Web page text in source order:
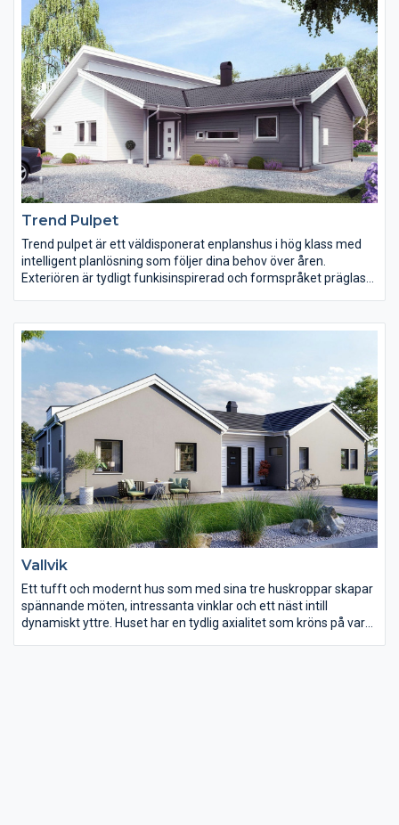
Trend Pulpet
Trend pulpet är ett väldisponerat enplanshus i hög klass med
intelligent planlösning som följer dina behov över åren.
Exteriören är tydligt funkisinspirerad och formspråket präglas
Invändigt är Trend välkomnande med generösa fönster från
golv till tak som sprider ljus i stora delar av huset.
Vardagsrummet är centralt placerat i huset. Här finns gott om
plats för trevliga stunder med familj och vänner. Sovrummen
ligger naturligt avskilda och både barn och föräldrar har tillgång
till egna badrum.
Vallvik
Ett tufft och modernt hus som med sina tre huskroppar skapar
spännande möten, intressanta vinklar och ett näst intill
dynamiskt yttre. Huset har en tydlig axialitet som kröns på var